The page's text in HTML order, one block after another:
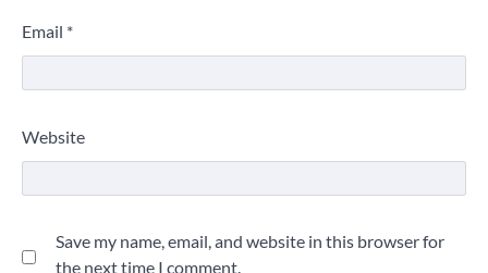
Email *
Website
Save my name, email, and website in this browser for
the next time I comment.